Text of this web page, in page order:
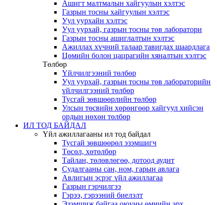
Ашигт малтмалын хайгуулын хэлтэс
Газрын тосны хайгуулын хэлтэс
Уул уурхайн хэлтэс
Уул уурхай, газрын тосны төв лаборатори
Газрын тосны ашиглалтын хэлтэс
Ажиллах хүчний талаар тавигдах шаардлага
Цөмийн болон цацрагийн хяналтын хэлтэс
Төлбөр
Үйлчилгээний төлбөр
Уул уурхай, газрын тосны төв лабораторийн
үйлчилгээний төлбөр
Тусгай зөвшөөрлийн төлбөр
Улсын төсвийн хөрөнгөөр хайгуул хийсэн
ордын нөхөн төлбөр
ИЛ ТОД БАЙДАЛ
Үйл ажиллагааны ил тод байдал
Тусгай зөвшөөрөл эзэмшигч
Төсөл, хөтөлбөр
Тайлан, төлөвлөгөө, дотоод аудит
Судалгааны сан, ном, гарын авлага
Авлигын эсрэг үйл ажиллагаа
Газрын гэрчилгээ
Гэрээ, гэрээний биелэлт